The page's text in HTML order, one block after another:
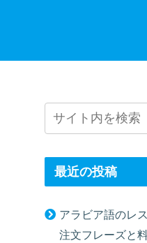
最近の投稿
アラビア語のレ
注文フレーズと